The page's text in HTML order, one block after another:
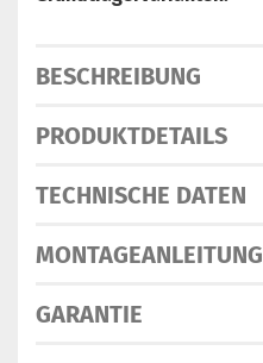
BESCHREIBUNG
PRODUKTDETAILS
TECHNISCHE DATEN
MONTAGEANLEITUNG
GARANTIE